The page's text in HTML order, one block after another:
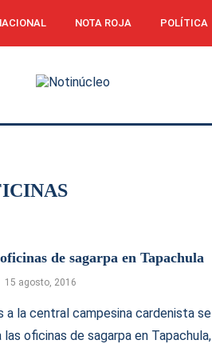
NOTA ROJA POLÍTICA
de sagarpa en Tapachula
15 agosto, 2016
a la central campesina cardenista se
oficinas de sagarpa en Tapachula,